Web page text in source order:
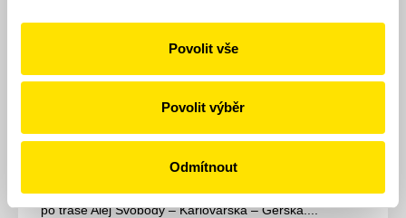
Povolit vše
Povolit výběr
Odmítnout
Dlouhých“ . Výstupní zastávka bude pro...
Uzavírka Plzeň Studentská, 30. 7. –
autobusy linek 440070, 460030, 460040, 460050 a
460101, jež zajíždějí do zastávky Nemocnice Lochotín,
po trase Alej Svobody – Karlovarská – Gerská....